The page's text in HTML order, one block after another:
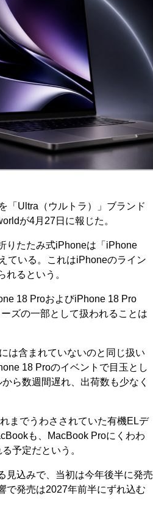
「Ultra（ウルトラ）」ブランド
が4月27日に報じた。
りたたみ式iPhoneは「iPhone
ている。これはiPhoneのライン
るという。
18 ProおよびiPhone 18 Pro
ズの一部として扱われることは
は含まれていないのと同じ扱い
18 Proのイベントで目玉とし
ら数週間遅れ、出荷数も少なく
までうわさされていた有機ELデ
も、MacBook Proにくわわ
予定だという。
込みで、当初は今年後半に発売
で発売は2027年前半にずれ込む